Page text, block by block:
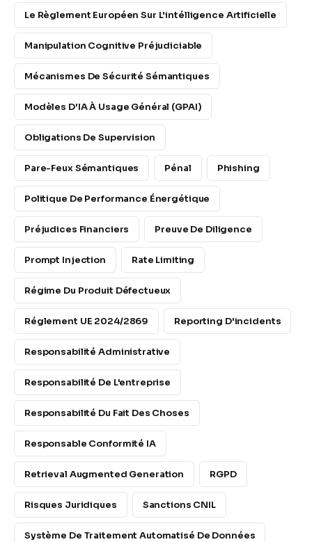
Le Règlement Européen Sur L'intélligence Artificielle
Manipulation Cognitive Préjudiciable
Mécanismes De Sécurité Sémantiques
Modèles D'IA À Usage Général (GPAI)
Obligations De Supervision
Pare-Feux Sémantiques Pénal Phishing
Politique De Performance Énergétique
Préjudices Financiers Preuve De Diligence
Prompt Injection Rate Limiting
Régime Du Produit Défectueux
Réglement UE 2024/2869 Reporting D'incidents
Responsabilité Administrative
Responsabilité De L'entreprise
Responsabilité Du Fait Des Choses
Responsable Conformité IA
Retrieval Augmented Generation RGPD
Risques Juridiques Sanctions CNIL
Système De Traitement Automatisé De Données